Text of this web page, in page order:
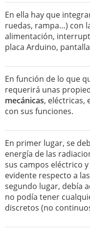
En ella hay que
ruedas, rampa…) con
alimentación,
placa Arduino,
En función de lo que
requerirá unas
mecánicas, eléctricas,
con sus funciones.
En primer lugar, se
energía de las
sus campos eléctrico
evidente respecto a
segundo lugar, debía
no podía tener
discretos (no